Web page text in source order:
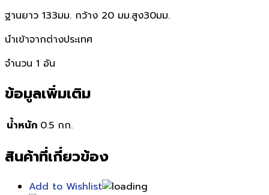
ฐานยาว 133มม. กว้าง 20 มม.สูง30มม.
นำเข้าจากต่างประเทศ
จำนวน 1 อัน
ข้อมูลเพิ่มเติม
น้ำหนัก 0.5 กก.
สินค้าที่เกี่ยวข้อง
Add to Wishlist